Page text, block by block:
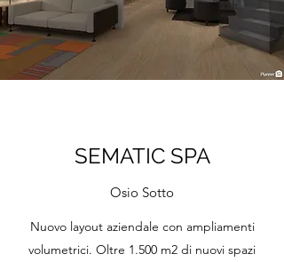
SEMATIC SPA
Osio Sotto
Nuovo layout aziendale con ampliamenti
volumetrici. Oltre 1.500 m2 di nuovi spazi